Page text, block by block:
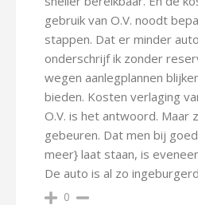
gebruik van O.V. noodt
stappen. Dat er minder
onderschrijf ik zonder
wegen aanlegplannen
bieden. Kosten verlaging
O.V. is het antwoord. Maar
gebeuren. Dat men bij
meer} laat staan, is
De auto is al zo
0